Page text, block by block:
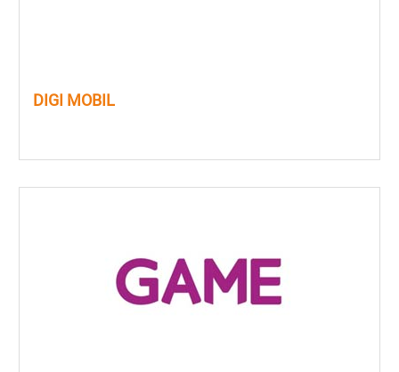
DIGI MOBIL